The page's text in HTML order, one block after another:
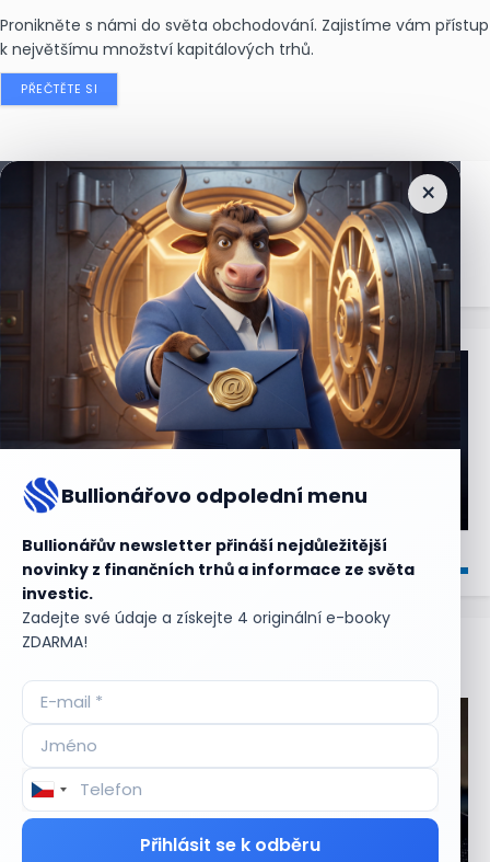
Pronikněte s námi do světa obchodování. Zajistíme vám přístup
k největšímu množství kapitálových trhů.
PŘEČTĚTE SI
×
Bullionářovo odpolední menu
Bullionářův newsletter přináší nejdůležitější
novinky z finančních trhů a informace ze světa
investic.
Zadejte své údaje a získejte 4 originální e-booky
ZDARMA!
Přihlásit se k odběru
Nejčtenějšízprávy
Aktuální